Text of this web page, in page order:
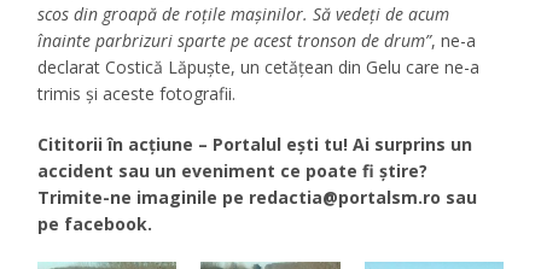
scos din groapă de roțile mașinilor. Să vedeți de acum
înainte parbrizuri sparte pe acest tronson de drum”, ne-a
declarat Costică Lăpuște, un cetățean din Gelu care ne-a
trimis și aceste fotografii.
Cititorii în acțiune – Portalul eşti tu! Ai surprins un
accident sau un eveniment ce poate fi ştire?
Trimite-ne imaginile pe redactia@portalsm.ro sau
pe facebook.